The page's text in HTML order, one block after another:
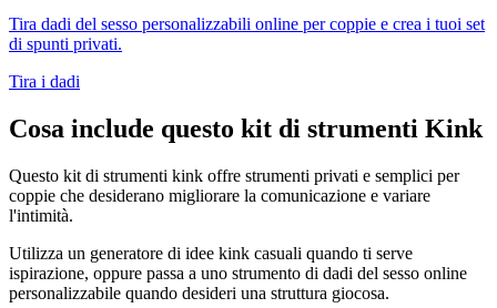
Tira dadi del sesso personalizzabili online per coppie e crea i tuoi set
di spunti privati.
Tira i dadi
Cosa include questo kit di strumenti Kink
Questo kit di strumenti kink offre strumenti privati e semplici per
coppie che desiderano migliorare la comunicazione e variare
l'intimità.
Utilizza un generatore di idee kink casuali quando ti serve
ispirazione, oppure passa a uno strumento di dadi del sesso online
personalizzabile quando desideri una struttura giocosa.